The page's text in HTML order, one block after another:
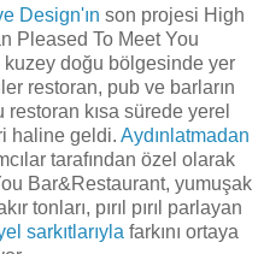
Design'ın son projesi High
Pleased To Meet You
kuzey doğu bölgesinde yer
restoran, pub ve barların
kısa sürede yerel
haline geldi. Aydınlatmadan
tarafından özel olarak
Bar&Restaurant, yumuşak
tonları, pırıl pırıl parlayan
sarkıtlarıyla farkını ortaya